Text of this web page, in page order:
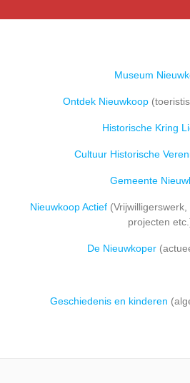
Museum
Ontdek Nieuwkoop
Historische Kring
Cultuur Historische
Gemeente
Nieuwkoop Actief(Vrijwilligerswerk,
projecten
De Nieuwkoper
Geschiedenis en kinderen